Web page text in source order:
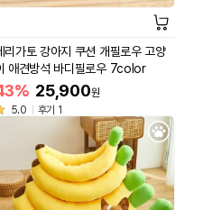
리가토 강아지 쿠션 개필로우 고양
애견방석 바디필로우 7color
25,900원
5.0
후기 1